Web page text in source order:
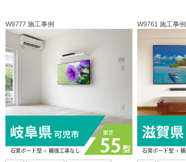
W9777 施工事例 W9761 施工事例